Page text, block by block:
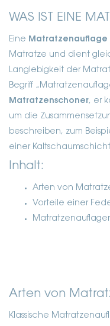
WAS IST EINE
Eine Matratzenauflage
Matratze und dient
Langlebigkeit der
Begriff
Matratzenschoner, er
um die
beschreiben, zum
einer
Inhalt:
Arten von
Vorteile einer
Arten von
Klassische